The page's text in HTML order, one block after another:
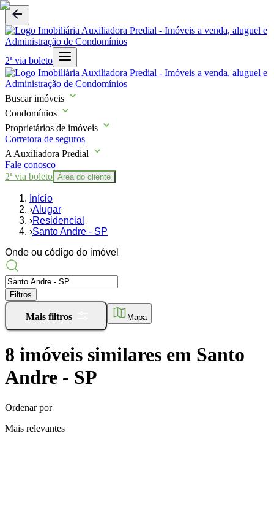
2ª via boleto
Buscar imóveis
Condomínios
Proprietários de imóveis
Corretora de seguros
A Auxiliadora Predial
Fale conosco
2ª via boleto Área do cliente
Início
›Alugar
›Residencial
›Santo Andre - SP
Onde ou código do imóvel
Filtros
Mais filtros Mapa
8 imóveis similares em Santo
Andre - SP
Ordenar por
Mais relevantes